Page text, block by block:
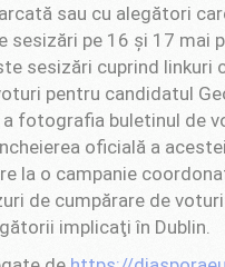
sau cu alegători
pe 16 și 17 mai
sesizări cuprind linkuri
pentru candidatul
fotografia buletinul de
oficială a
la o campanie
de cumpărare de
implicaţi în Dublin.